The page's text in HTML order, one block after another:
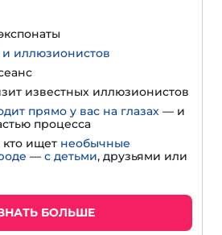
иллюзионистов
известных иллюзионистов
прямо у вас на глазах — и
процесса
кто ищет необычные
— с детьми, друзьями или
БОЛЬШЕ